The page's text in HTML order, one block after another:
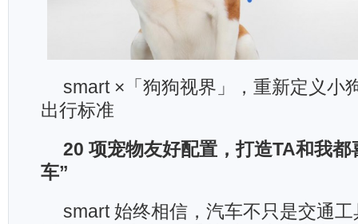
smart ×「狗狗视界」，重新定义小
出行标准
20 项宠物友好配置，打造TA和我都
车”
smart 始终相信，汽车不只是交通